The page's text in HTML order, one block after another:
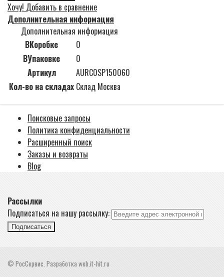
Хочу! Добавить в сравнение
Дополнительная информация
Дополнительная информация
ВКоробке
0
ВУпаковке
0
Артикул
AURC0SP150060
Кол-во на складах Склад Москва
Поисковые запросы
Политика конфиденциальности
Расширенный поиск
Заказы и возвраты
Blog
Рассылки
Подписаться на нашу рассылку:
Подписаться
© РосСервис. Разработка web.it-hit.ru